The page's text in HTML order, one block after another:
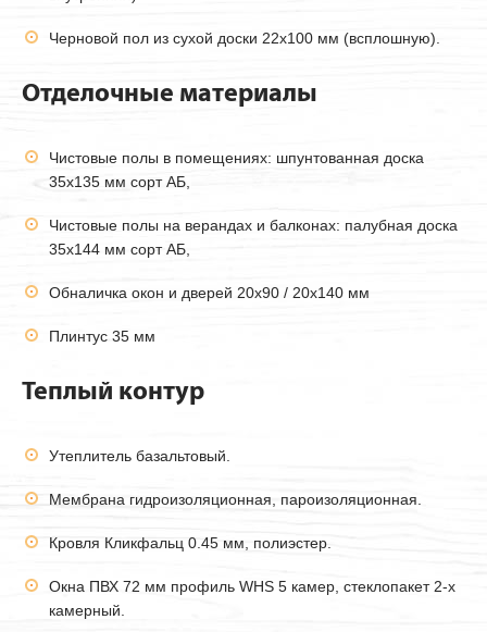
Черновой пол из сухой доски 22х100 мм (всплошную).
Отделочные материалы
Чистовые полы в помещениях: шпунтованная доска
35х135 мм сорт АБ,
Чистовые полы на верандах и балконах: палубная доска
35х144 мм сорт АБ,
Обналичка окон и дверей 20х90 / 20х140 мм
Плинтус 35 мм
Теплый контур
Утеплитель базальтовый.
Мембрана гидроизоляционная, пароизоляционная.
Кровля Кликфальц 0.45 мм, полиэстер.
Окна ПВХ 72 мм профиль WHS 5 камер, стеклопакет 2-х
камерный.